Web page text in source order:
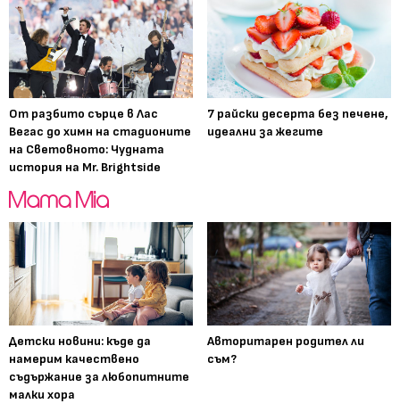
От разбито сърце в Лас
Вегас до химн на стадионите
на Световното: Чудната
история на Mr. Brightside
7 райски десерта без печене,
идеални за жегите
Детски новини: къде да
намерим качествено
съдържание за любопитните
малки хора
Авторитарен родител ли
съм?